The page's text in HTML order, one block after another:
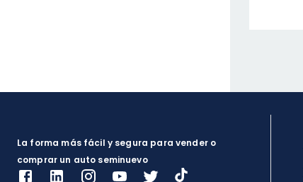
La forma más fácil y segura para vender o
comprar un auto seminuevo